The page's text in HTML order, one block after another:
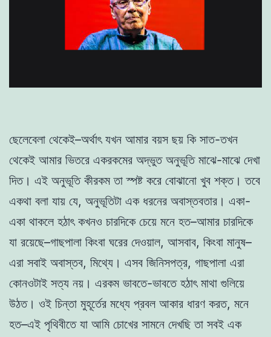
ছেলেবেলা থেকেই–অর্থাৎ যখন আমার বয়স ছয় কি সাত-তখন
থেকেই আমার ভিতরে একরকমের অদ্ভুত অনুভূতি মাঝে-মাঝে দেখা
দিত। এই অনুভূতি কীরকম তা স্পষ্ট করে বোঝানো খুব শক্ত। তবে
একথা বলা যায় যে, অনুভূতিটা এক ধরনের অবাস্তবতার। একা-
একা থাকলে হঠাৎ কখনও চারদিকে চেয়ে মনে হত–আমার চারদিকে
যা রয়েছে–গাছপালা কিংবা ঘরের দেওয়াল, আসবাব, কিংবা মানুষ–
এরা সবাই অবাস্তব, মিথ্যে। এসব জিনিসপত্র, গাছপালা এরা
কোনওটাই সত্য নয়। এরকম ভাবতে-ভাবতে হঠাৎ মাথা গুলিয়ে
উঠত। ওই চিন্তা মুহূর্তের মধ্যে প্রবল আকার ধারণ করত, মনে
হত–এই পৃথিবীতে যা আমি চোখের সামনে দেখছি তা সবই এক